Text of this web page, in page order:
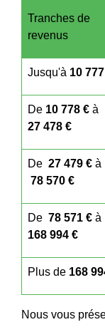
Tranches de
revenus
Jusqu'à 10
De 10 778 € à
27 478 €
De 27 479 € à
78 570 €
De 78 571 € à
168 994 €
Plus de 168
Nous vous